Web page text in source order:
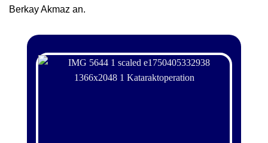
Berkay Akmaz an.